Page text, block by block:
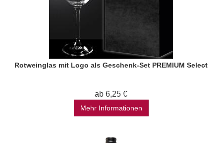
Rotweinglas mit Logo als Geschenk-Set PREMIUM Select
ab 6,25 €
Mehr Informationen